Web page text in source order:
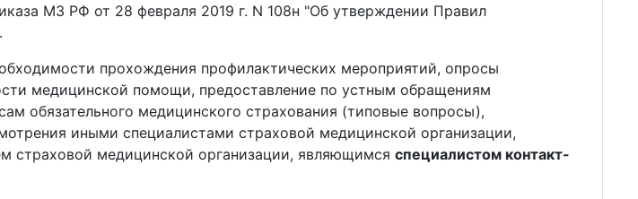
МЗ РФ от 28 февраля 2019 г. N 108н "Об утверждении Правил
прохождения профилактических мероприятий, опросы
медицинской помощи, предоставление по устным обращениям
обязательного медицинского страхования (типовые вопросы),
иными специалистами страховой медицинской организации,
страховой медицинской организации, являющимся специалистом контакт-